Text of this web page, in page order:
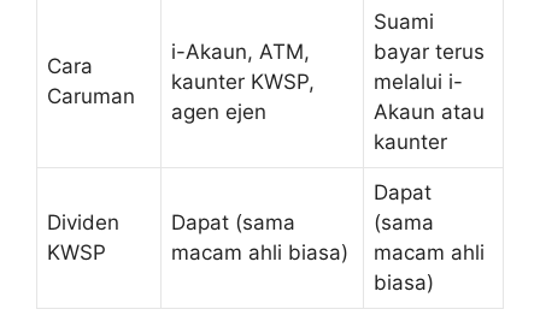
Cara
Caruman
i-Akaun, ATM,
kaunter KWSP,
agen ejen
Suami
bayar terus
melalui i-
Akaun atau
kaunter
Dividen
KWSP
Dapat (sama
macam ahli biasa)
Dapat
(sama
macam ahli
biasa)